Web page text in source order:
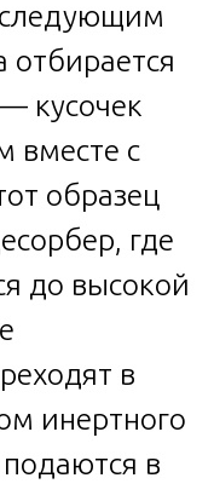
кусочек
вместе с
образец
где
до высокой
в
инертного
подаются в